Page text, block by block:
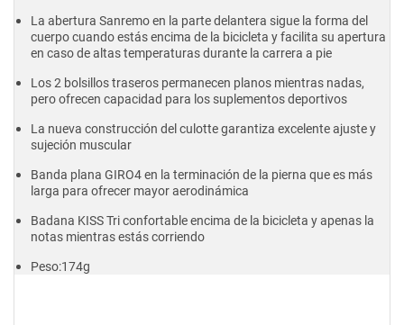
La abertura Sanremo en la parte delantera sigue la forma del
cuerpo cuando estás encima de la bicicleta y facilita su apertura
en caso de altas temperaturas durante la carrera a pie
Los 2 bolsillos traseros permanecen planos mientras nadas,
pero ofrecen capacidad para los suplementos deportivos
La nueva construcción del culotte garantiza excelente ajuste y
sujeción muscular
Banda plana GIRO4 en la terminación de la pierna que es más
larga para ofrecer mayor aerodinámica
Badana KISS Tri confortable encima de la bicicleta y apenas la
notas mientras estás corriendo
Peso:174g